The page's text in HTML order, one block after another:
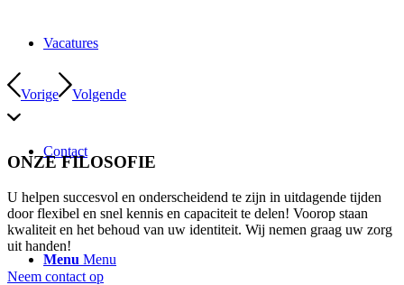
Vacatures
Contact
Menu Menu
Vorige Volgende
ONZE FILOSOFIE
U helpen succesvol en onderscheidend te zijn in uitdagende tijden
door flexibel en snel kennis en capaciteit te delen! Voorop staan
kwaliteit en het behoud van uw identiteit. Wij nemen graag uw zorg
uit handen!
Neem contact op